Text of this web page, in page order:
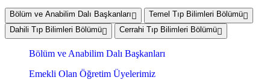
Bölüm ve Anabilim Dalı Başkanları
Temel Tıp Bilimleri Bölümü
Dahili Tıp Bilimleri Bölümü
Cerrahi Tıp Bilimleri Bölümü
Bölüm ve Anabilim Dalı Başkanları
Emekli Olan Öğretim Üyelerimiz